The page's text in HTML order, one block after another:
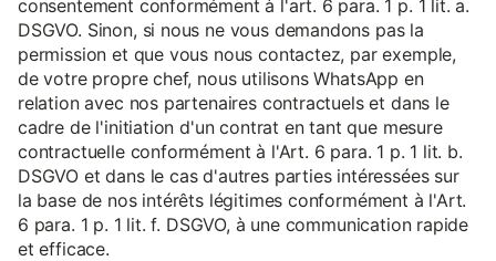
consentement conformément à l'art. 6 para. 1 p. 1 lit. a.
DSGVO. Sinon, si nous ne vous demandons pas la
permission et que vous nous contactez, par exemple,
de votre propre chef, nous utilisons WhatsApp en
relation avec nos partenaires contractuels et dans le
cadre de l'initiation d'un contrat en tant que mesure
contractuelle conformément à l'Art. 6 para. 1 p. 1 lit. b.
DSGVO et dans le cas d'autres parties intéressées sur
la base de nos intérêts légitimes conformément à l'Art.
6 para. 1 p. 1 lit. f. DSGVO, à une communication rapide
et efficace.